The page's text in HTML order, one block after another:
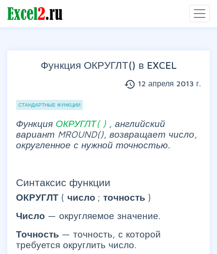
Функция ОКРУГЛТ() в EXCEL
history 12 апреля 2013 г.
Группы статей
СТАНДАРТНЫЕ ФУНКЦИИ
Функция ОКРУГЛТ( ) , английский
вариант MROUND(), возвращает число,
округленное с нужной точностью.
Синтаксис функции
ОКРУГЛТ ( число ; точность )
Число — округляемое значение.
Точность — точность, с которой
требуется округлить число.